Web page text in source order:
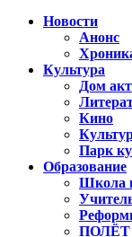
Новости
Анонс
Культура
Дом
Кино
Парк
Образование
Школа
ПОЛЁТ